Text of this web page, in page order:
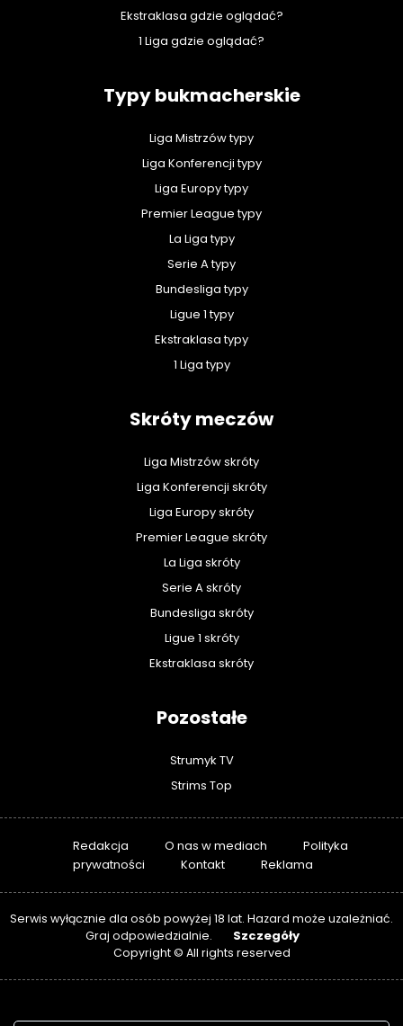
Ekstraklasa gdzie oglądać?
1 Liga gdzie oglądać?
Typy bukmacherskie
Liga Mistrzów typy
Liga Konferencji typy
Liga Europy typy
Premier League typy
La Liga typy
Serie A typy
Bundesliga typy
Ligue 1 typy
Ekstraklasa typy
1 Liga typy
Skróty meczów
Liga Mistrzów skróty
Liga Konferencji skróty
Liga Europy skróty
Premier League skróty
La Liga skróty
Serie A skróty
Bundesliga skróty
Ligue 1 skróty
Ekstraklasa skróty
Pozostałe
Strumyk TV
Strims Top
Redakcja O nas w mediach
Polityka
prywatności
Kontakt Reklama
Serwis wyłącznie dla osób powyżej 18 lat. Hazard może uzależniać.
Graj odpowiedzialnie.
Szczegóły
Copyright © All rights reserved